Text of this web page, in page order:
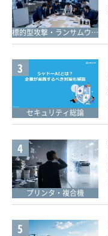
標的型攻撃・ランサムウェア対策
3
セキュリティ総論
4
プリンタ・複合機
5